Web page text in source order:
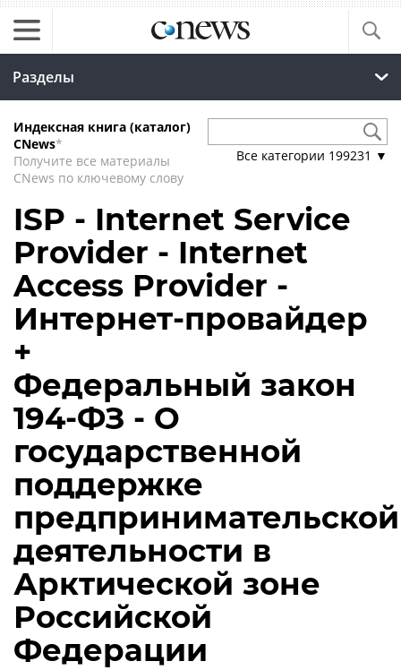
Разделы
Индексная книга (каталог)
CNews*
Получите все материалы
CNews по ключевому слову
Все категории 199231 ▼
ISP - Internet Service
Provider - Internet
Access Provider -
Интернет-провайдер
+
Федеральный закон
194-ФЗ - О
государственной
поддержке
предпринимательской
деятельности в
Арктической зоне
Российской
Федерации